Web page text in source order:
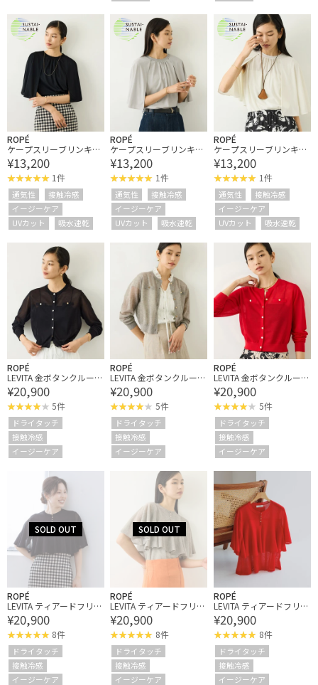
ROPÉ
ケープスリーブリンキン
グブラウス/UVカット・
接触冷感・通気性・吸水
速乾・イージーケア
¥13,200
1件
通気性
接触冷感
イージーケア
UVカット
吸水速乾
ROPÉ
ケープスリーブリンキン
グブラウス/UVカット・
接触冷感・通気性・吸水
速乾・イージーケア
¥13,200
1件
通気性
接触冷感
イージーケア
UVカット
吸水速乾
ROPÉ
ケープスリーブリンキン
グブラウス/UVカット・
接触冷感・通気性・吸水
速乾・イージーケア
¥13,200
1件
通気性
接触冷感
イージーケア
UVカット
吸水速乾
ROPÉ
LEVITA 金ボタンクルーネ
ックシアーカーディガ
ン/接触冷感・イージー
ケア
¥20,900
5件
ドライタッチ
接触冷感
イージーケア
ROPÉ
LEVITA 金ボタンクルーネ
ックシアーカーディガ
ン/接触冷感・イージー
ケア
¥20,900
5件
ドライタッチ
接触冷感
イージーケア
ROPÉ
LEVITA 金ボタンクルーネ
ックシアーカーディガ
ン/接触冷感・イージー
ケア
¥20,900
5件
ドライタッチ
接触冷感
イージーケア
ROPÉ
LEVITA ティアードフリル
ニットプルーオーバー/
接触冷感・イージーケア
¥20,900
8件
ドライタッチ
接触冷感
イージーケア
ROPÉ
LEVITA ティアードフリル
ニットプルーオーバー/
接触冷感・イージーケア
¥20,900
8件
ドライタッチ
接触冷感
イージーケア
ROPÉ
LEVITA ティアードフリル
ニットプルーオーバー/
接触冷感・イージーケア
¥20,900
8件
ドライタッチ
接触冷感
イージーケア